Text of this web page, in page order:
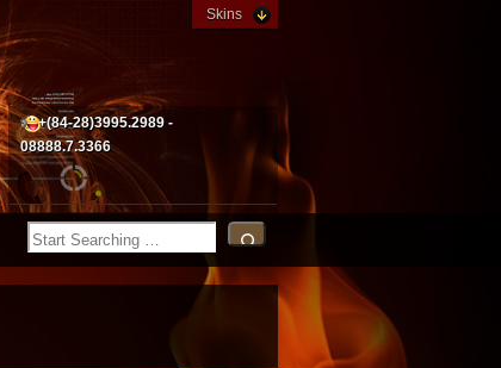
Skins
+(84-28)3995.2989 -
08888.7.3366